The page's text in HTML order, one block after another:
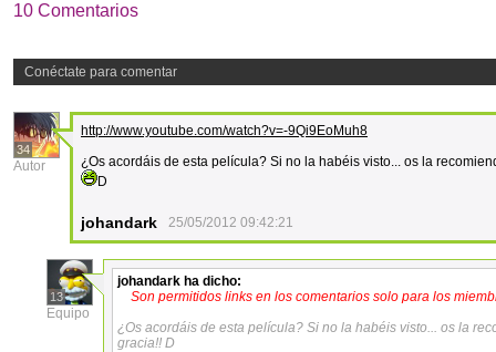
10 Comentarios
Conéctate para comentar
34
Autor
http://www.youtube.com/watch?v=-9Qi9EoMuh8
¿Os acordáis de esta película? Si no la habéis visto... os la
D
johandark 25/05/2012 09:42:21
13
Equipo
johandark ha dicho:
Son permitidos links en los comentarios solo para los
¿Os acordáis de esta película? Si no la habéis visto... os la
gracia!! D